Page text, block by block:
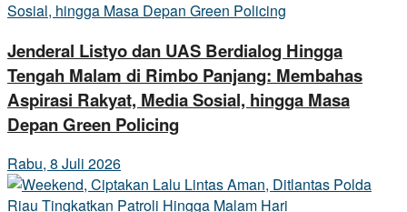
Jenderal Listyo dan UAS Berdialog Hingga
Tengah Malam di Rimbo Panjang: Membahas
Aspirasi Rakyat, Media Sosial, hingga Masa
Depan Green Policing
Rabu, 8 Juli 2026